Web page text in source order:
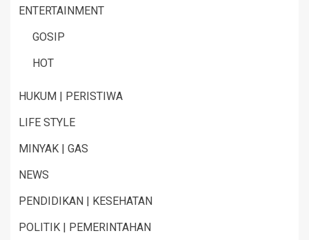
ENTERTAINMENT
GOSIP
HOT
HUKUM | PERISTIWA
LIFE STYLE
MINYAK | GAS
NEWS
PENDIDIKAN | KESEHATAN
POLITIK | PEMERINTAHAN